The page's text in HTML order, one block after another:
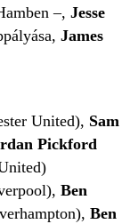
–, Jesse
James
United), Sam
Pickford
Ben
Ben